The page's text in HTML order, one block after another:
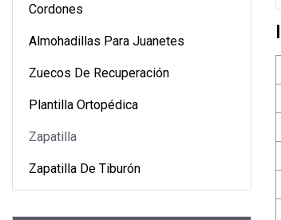
Cordones
Almohadillas Para Juanetes
Zuecos De Recuperación
Plantilla Ortopédica
Zapatilla
Zapatilla De Tiburón